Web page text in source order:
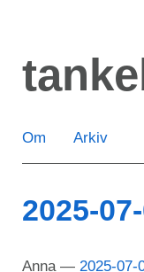
huvudinnehåll
Om Arkiv
2025-
Anna 2025-07-